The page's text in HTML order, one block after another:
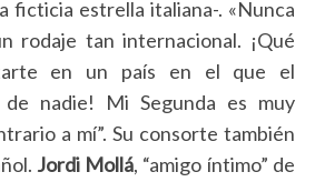
ficticia estrella italiana-. «Nunca
rodaje tan internacional. ¡Qué
en un país en el que el
nadie! Mi Segunda es muy
a mí”. Su consorte también
Jordi Mollá, “amigo íntimo” de